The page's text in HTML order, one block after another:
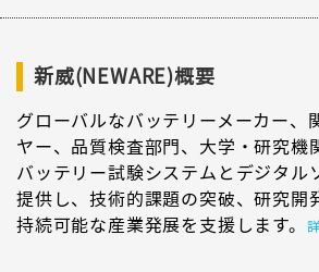
新威(NEWARE)概要
グローバルなバッテリーメーカー、
ヤー、品質検査部門、大学・研究機
バッテリー試験システムとデジタル
提供し、技術的課題の突破、研究開
持続可能な産業発展を支援します。